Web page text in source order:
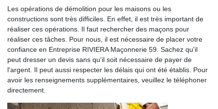
Les opérations de démolition pour les maisons ou les
constructions sont très difficiles. En effet, il est très important de
réaliser ces opérations. Il faut rechercher des maçons pour
réaliser ces tâches. Pour nous, il est nécessaire de placer votre
confiance en Entreprise RIVIERA Maçonnerie 59. Sachez qu'il
peut dresser un devis sans qu'il soit nécessaire de payer de
l'argent. Il peut aussi respecter les délais qui ont été établis. Pour
avoir les renseignements supplémentaires, veuillez le téléphoner
directement.